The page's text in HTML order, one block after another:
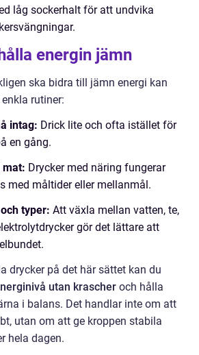
låg sockerhalt för att undvika
energin jämn
ska bidra till jämn energi kan
rutiner:
intag: Drick lite och ofta istället för
en gång.
mat: Drycker med näring fungerar
med måltider eller mellanmål.
typer: Att växla mellan vatten, te,
gör det lättare att
drycker på det här sättet kan du
utan krascher och hålla
i balans. Det handlar inte om att
utan om att ge kroppen stabila
hela dagen.